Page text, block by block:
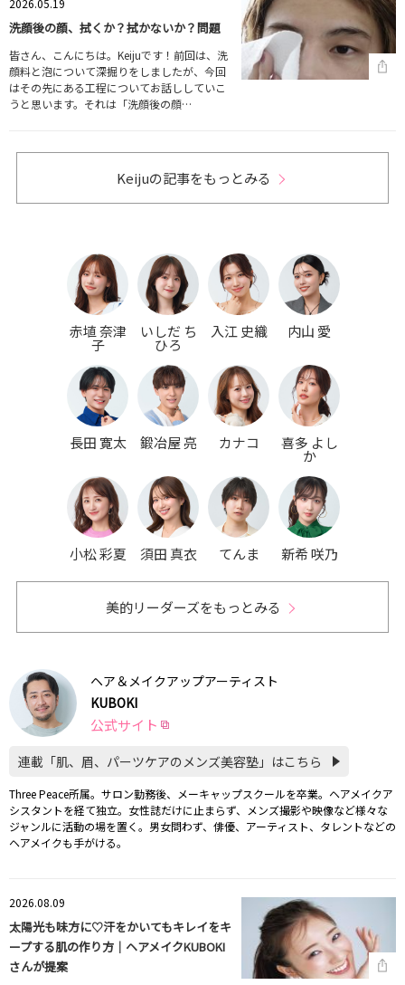
2026.05.19
洗顔後の顔、拭くか？拭かないか？問題
皆さん、こんにちは。Keijuです！前回は、洗
顔料と泡について深掘りをしましたが、今回
はその先にある工程についてお話ししていこ
うと思います。それは「洗顔後の顔…
Keijuの記事をもっとみる
赤埴 奈津
子
いしだ ち
ひろ
入江 史織 内山 愛
長田 寛太 鍛冶屋 亮 カナコ 喜多 よし
か
小松 彩夏 須田 真衣 てんま 新希 咲乃
美的リーダーズをもっとみる
ヘア＆メイクアップアーティスト
KUBOKI
公式サイト
連載「肌、眉、パーツケアのメンズ美容塾」はこちら
Three Peace所属。サロン勤務後、メーキャップスクールを卒業。ヘアメイクア
シスタントを経て独立。女性誌だけに止まらず、メンズ撮影や映像など様々な
ジャンルに活動の場を置く。男女問わず、俳優、アーティスト、タレントなどの
ヘアメイクも手がける。
2026.08.09
太陽光も味方に♡汗をかいてもキレイをキ
ープする肌の作り方｜ヘアメイクKUBOKI
さんが提案